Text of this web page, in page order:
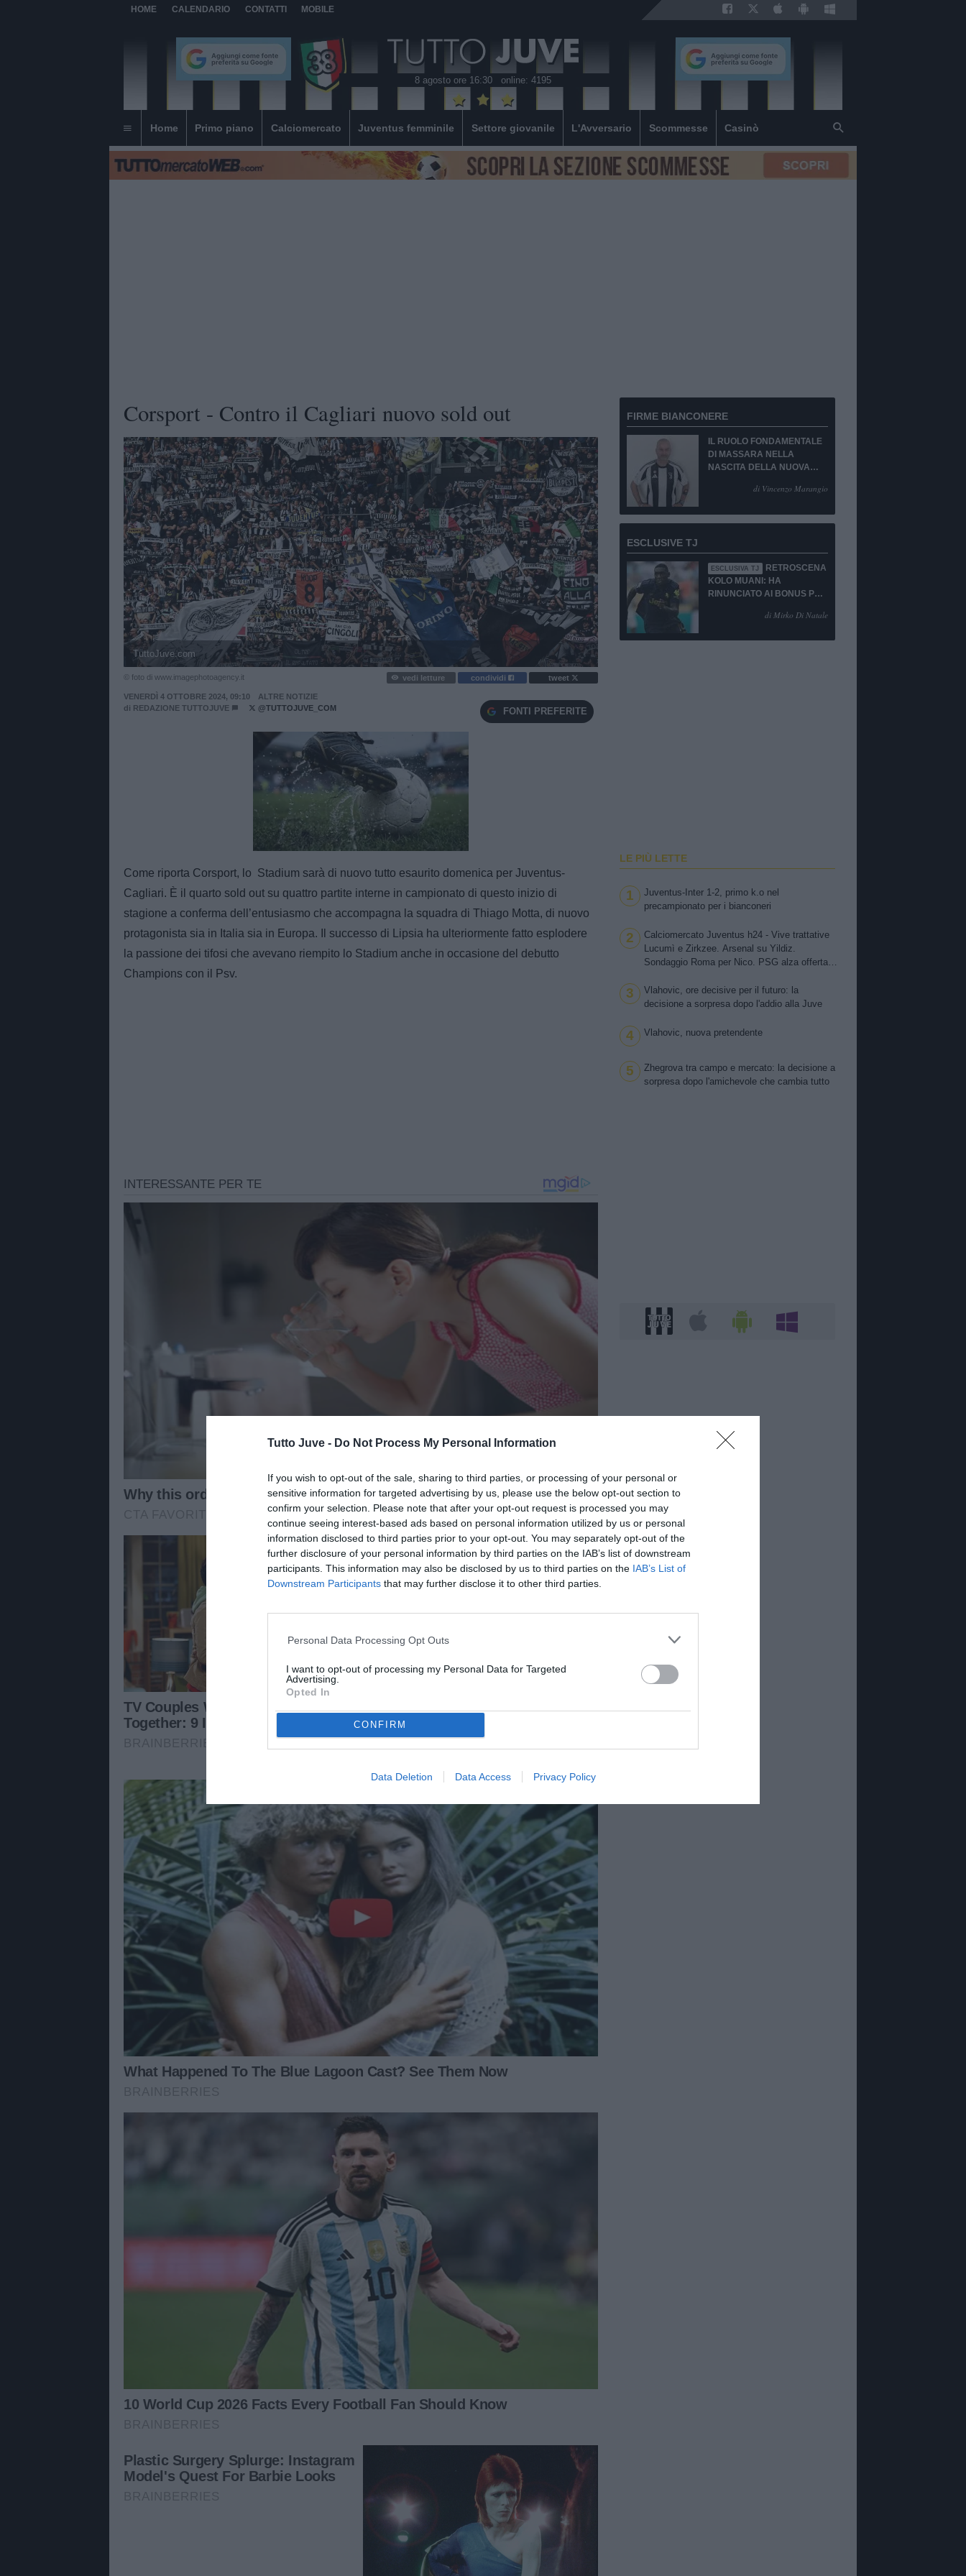
Tutto Juve - Do Not Process My Personal Information
If you wish to opt-out of the sale, sharing to third parties, or processing of your personal or
sensitive information for targeted advertising by us, please use the below opt-out section to
confirm your selection. Please note that after your opt-out request is processed you may
continue seeing interest-based ads based on personal information utilized by us or personal
information disclosed to third parties prior to your opt-out. You may separately opt-out of the
further disclosure of your personal information by third parties on the IAB’s list of downstream
participants. This information may also be disclosed by us to third parties on the IAB’s List of
Downstream Participants that may further disclose it to other third parties.
Personal Data Processing Opt Outs
I want to opt-out of processing my Personal Data for Targeted
Advertising.
Opted In
CONFIRM
Data Deletion Data Access Privacy Policy
HOME CALENDARIO CONTATTI MOBILE
8 agosto ore 16:30 online: 4195
Home Primo piano Calciomercato Juventus femminile Settore giovanile L'Avversario Scommesse Casinò
Corsport - Contro il Cagliari nuovo sold out
TuttoJuve.com
© foto di www.imagephotoagency.it vedi letture condividi tweet
VENERDÌ 4 OTTOBRE 2024, 09:10
ALTRE NOTIZIE
di REDAZIONE TUTTOJUVE @TUTTOJUVE_COM FONTI PREFERITE
Unmute
Loaded :
100.00%
Come riporta Corsport, lo Stadium sarà di nuovo tutto esaurito domenica per Juventus-
Cagliari. È il quarto sold out su quattro partite interne in campionato di questo inizio di
stagione a conferma dell’entusiasmo che accompagna la squadra di Thiago Motta, di nuovo
protagonista sia in Italia sia in Europa. Il successo di Lipsia ha ulteriormente fatto esplodere
la passione dei tifosi che avevano riempito lo Stadium anche in occasione del debutto
Champions con il Psv.
FIRME BIANCONERE
IL RUOLO FONDAMENTALE
DI MASSARA NELLA
NASCITA DELLA NUOVA
di Vincenzo Marangio
ESCLUSIVE TJ
ESCLUSIVA TJ
RETROSCENA
KOLO MUANI: HA
RINUNCIATO AI BONUS PUR
di Mirko Di Natale
LE PIÙ LETTE
1
Juventus-Inter 1-2, primo k.o nel
precampionato per i bianconeri
2
Calciomercato Juventus h24 - Vive trattative
Lucumì e Zirkzee. Arsenal su Yildiz.
Sondaggio Roma per Nico. PSG alza offerta
Zhegrova non vuole partire. Sorloth sul
mercato. Vlahovic, nuova pretendente
3
Vlahovic, ore decisive per il futuro: la
decisione a sorpresa dopo l'addio alla Juve
4 Vlahovic, nuova pretendente
5
Zhegrova tra campo e mercato: la decisione a
sorpresa dopo l'amichevole che cambia tutto